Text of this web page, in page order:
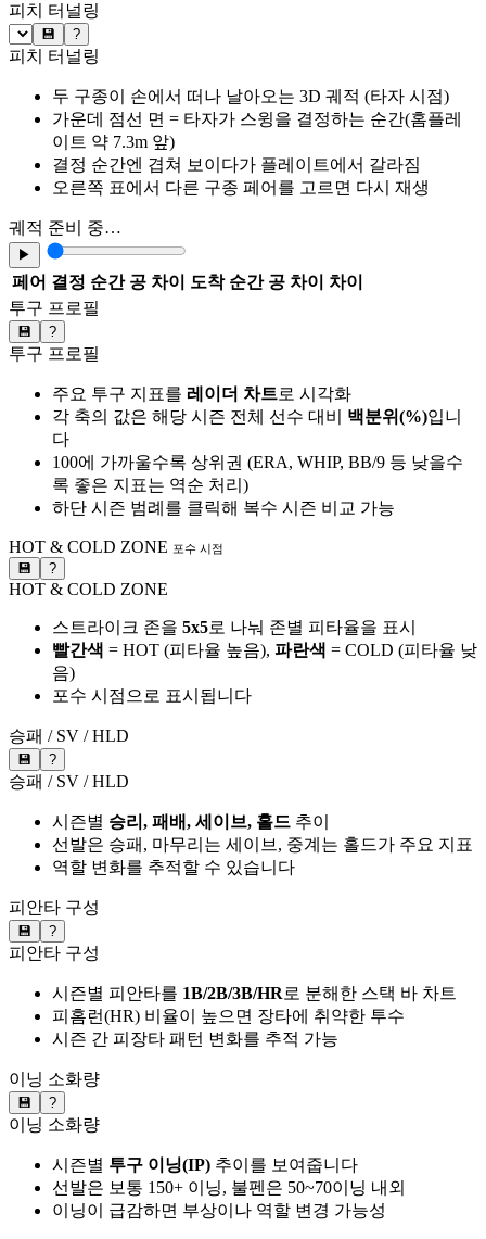
피치 터널링
💾 ?
피치 터널링
두 구종이 손에서 떠나 날아오는 3D 궤적 (타자 시점)
가운데 점선 면 = 타자가 스윙을 결정하는 순간(홈플레
이트 약 7.3m 앞)
결정 순간엔 겹쳐 보이다가 플레이트에서 갈라짐
오른쪽 표에서 다른 구종 페어를 고르면 다시 재생
궤적 준비 중…
▶
페어 결정 순간 공 차이 도착 순간 공 차이
차이
투구 프로필
💾 ?
투구 프로필
주요 투구 지표를 레이더 차트로 시각화
각 축의 값은 해당 시즌 전체 선수 대비 백분위(%)입니
다
100에 가까울수록 상위권 (ERA, WHIP, BB/9 등 낮을수
록 좋은 지표는 역순 처리)
하단 시즌 범례를 클릭해 복수 시즌 비교 가능
HOT & COLD ZONE 포수 시점
💾 ?
HOT & COLD ZONE
스트라이크 존을 5x5로 나눠 존별 피타율을 표시
빨간색 = HOT (피타율 높음), 파란색 = COLD (피타율 낮
음)
포수 시점으로 표시됩니다
승패 / SV / HLD
💾 ?
승패 / SV / HLD
시즌별 승리, 패배, 세이브, 홀드 추이
선발은 승패, 마무리는 세이브, 중계는 홀드가 주요 지표
역할 변화를 추적할 수 있습니다
피안타 구성
💾 ?
피안타 구성
시즌별 피안타를 1B/2B/3B/HR로 분해한 스택 바 차트
피홈런(HR) 비율이 높으면 장타에 취약한 투수
시즌 간 피장타 패턴 변화를 추적 가능
이닝 소화량
💾 ?
이닝 소화량
시즌별 투구 이닝(IP) 추이를 보여줍니다
선발은 보통 150+ 이닝, 불펜은 50~70이닝 내외
이닝이 급감하면 부상이나 역할 변경 가능성